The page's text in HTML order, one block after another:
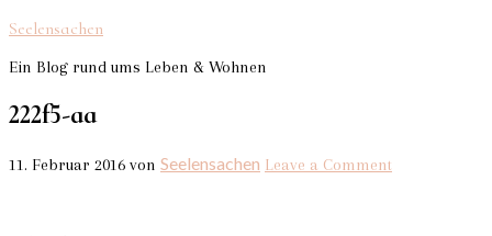
Seelensachen
Ein Blog rund ums Leben & Wohnen
222f5-aa
11. Februar 2016 von Seelensachen Leave a Comment